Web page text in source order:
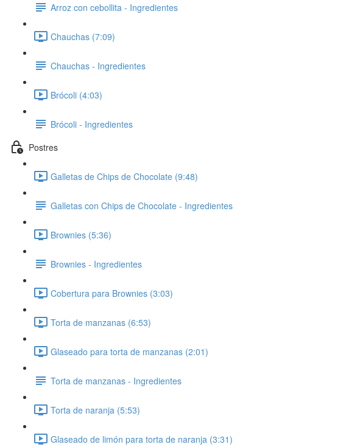
Arroz con cebollita - Ingredientes
Chauchas (7:09)
Chauchas - Ingredientes
Brócoli (4:03)
Brócoli - Ingredientes
Postres
Galletas de Chips de Chocolate (9:48)
Galletas con Chips de Chocolate - Ingredientes
Brownies (5:36)
Brownies - Ingredientes
Cobertura para Brownies (3:03)
Torta de manzanas (6:53)
Glaseado para torta de manzanas (2:01)
Torta de manzanas - Ingredientes
Torta de naranja (5:53)
Glaseado de limón para torta de naranja (3:31)